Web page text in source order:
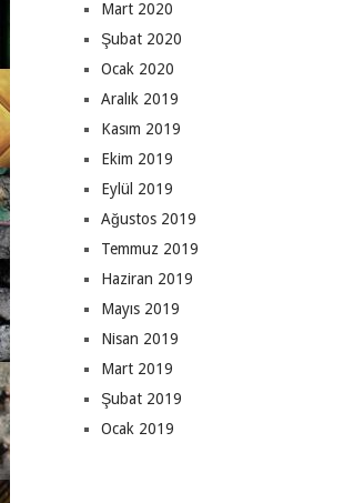
Mart 2020
Şubat 2020
Ocak 2020
Aralık 2019
Kasım 2019
Ekim 2019
Eylül 2019
Ağustos 2019
Temmuz 2019
Haziran 2019
Mayıs 2019
Nisan 2019
Mart 2019
Şubat 2019
Ocak 2019